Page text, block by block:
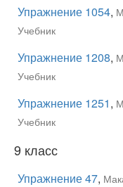
Упражнение 1054,
Учебник
Упражнение 1208,
Учебник
Упражнение 1251,
Учебник
9 класс
Упражнение 47,